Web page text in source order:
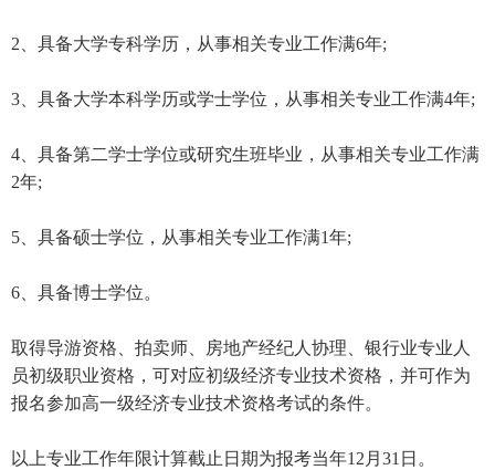
2、具备大学专科学历，从事相关专业工作满6年;
3、具备大学本科学历或学士学位，从事相关专业工作满4年;
4、具备第二学士学位或研究生班毕业，从事相关专业工作满
2年;
5、具备硕士学位，从事相关专业工作满1年;
6、具备博士学位。
取得导游资格、拍卖师、房地产经纪人协理、银行业专业人
员初级职业资格，可对应初级经济专业技术资格，并可作为
报名参加高一级经济专业技术资格考试的条件。
以上专业工作年限计算截止日期为报考当年12月31日。